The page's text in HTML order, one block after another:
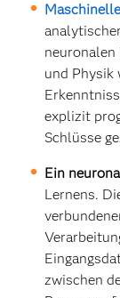
neuronalen
und Physik
explizit
Schlüsse
Ein
Lernens.
zwischen